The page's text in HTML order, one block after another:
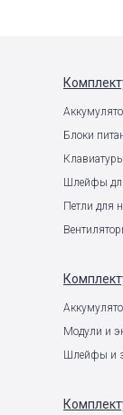
Блоки
Клавиатуры
Шлейфы
Петли для
Модули и
Шлейфы и